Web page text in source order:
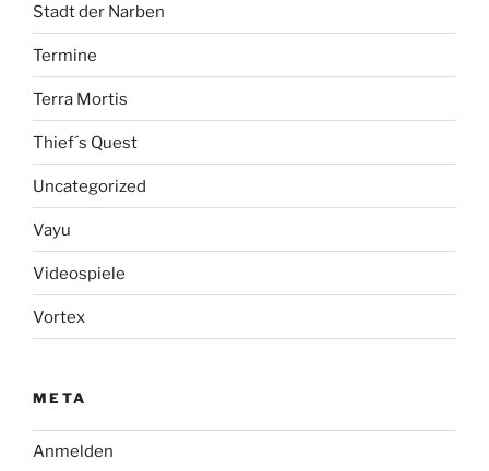
Stadt der Narben
Termine
Terra Mortis
Thief´s Quest
Uncategorized
Vayu
Videospiele
Vortex
META
Anmelden